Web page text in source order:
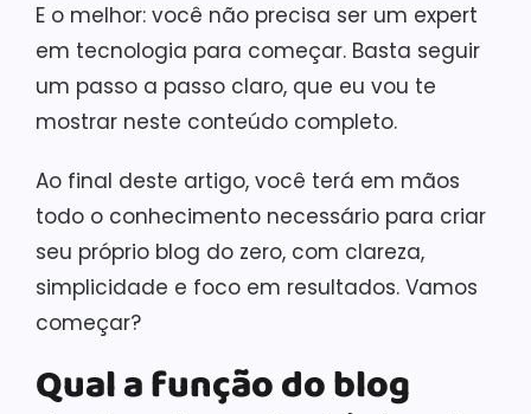
E o melhor: você não precisa ser um expert
em tecnologia para começar. Basta seguir
um passo a passo claro, que eu vou te
mostrar neste conteúdo completo.
Ao final deste artigo, você terá em mãos
todo o conhecimento necessário para criar
seu próprio blog do zero, com clareza,
simplicidade e foco em resultados. Vamos
começar?
Qual a função do blog